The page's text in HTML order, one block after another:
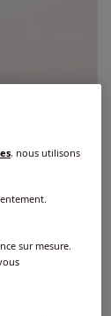
, nous utilisons
sur mesure.